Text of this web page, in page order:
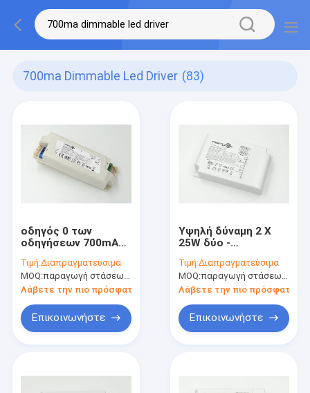
700ma Dimmable Led Driver (83)
οδηγός 0 των
οδηγήσεων 700mA
σταθερό ρεύμα 3 -
εξασθένιση βημάτων
Τιμή:Διαπραγματεύσιμα
MOQ:παραγωγή στάσεων, μη διαθέσιμη.
Λάβετε την πιο πρόσφατη τιμή
Επικοινωνήστε
Υψηλή δύναμη 2 Χ
25W δύο -
οδηγό 0-10v των
οδηγήσεων
παραγωγής 700ma
Dimmable
Τιμή:Διαπραγματεύσιμα
MOQ:παραγωγή στάσεων, μη διαθέσιμη.
Λάβετε την πιο πρόσφατη
Επικοινωνήστε